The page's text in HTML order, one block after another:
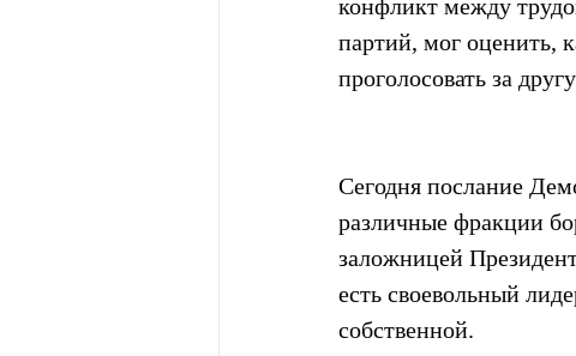
конфликт между
партий, мог оценить,
проголосовать за
Сегодня послание
различные фракции
заложницей
есть своевольный
собственной.